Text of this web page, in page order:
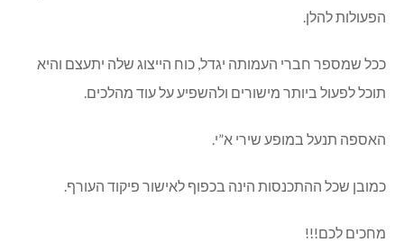
הפעולות להלן.
ככל שמספר חברי העמותה יגדל, כוח הייצוג שלה יתעצם והיא
תוכל לפעול ביותר מישורים ולהשפיע על עוד מהלכים.
האספה תנעל במופע שירי א”י.
כמובן שכל ההתכנסות הינה בכפוף לאישור פיקוד העורף.
מחכים לכם!!!